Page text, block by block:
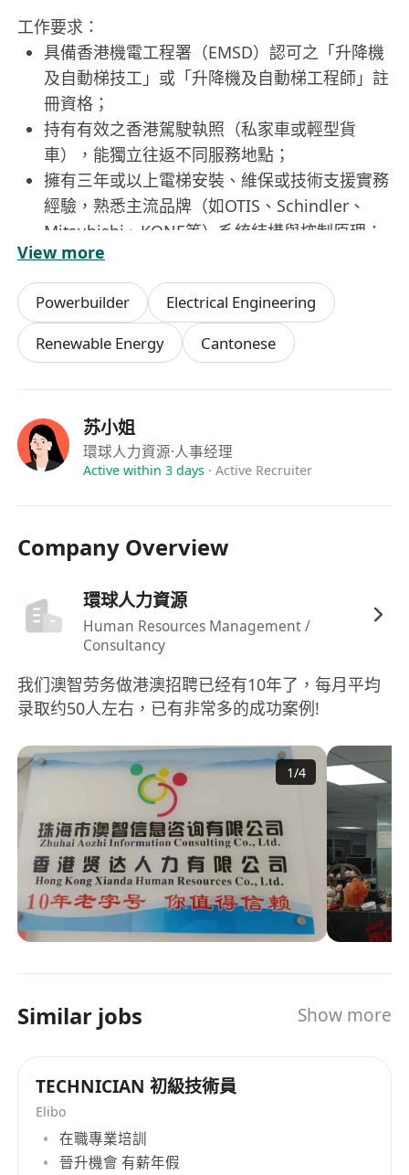
工作要求：
具備香港機電工程署（EMSD）認可之「升降機
及自動梯技工」或「升降機及自動梯工程師」註
冊資格；
持有有效之香港駕駛執照（私家車或輕型貨
車），能獨立往返不同服務地點；
擁有三年或以上電梯安裝、維保或技術支援實務
經驗，熟悉主流品牌（如OTIS、Schindler、
Mitsubishi、KONE等）系統結構與控制原理；
具備基本中英文讀寫能力，能清晰理解技術文
件、安全指引及客戶溝通需求；
重視職業安全與合規意識，嚴格遵守《升降機及
自動梯條例》及現場安全管理程序。
資格評定；
提供完善在職專業培訓，包括原廠技術課程、安
產假，符合香港《僱傭條例》規定；
配備專用維修工具車、個人防護裝備及行動技術
支援設備，提升外勤作業效率與安全性；
設有員工關懷計劃，涵蓋自願醫保補助、心理健
康支援服務及家庭日活動等多元支援措施。
View more
Powerbuilder
Electrical Engineering
Renewable Energy
Cantonese
苏小姐
環球人力資源·人事经理
Active within 3 days· Active Recruiter
Company Overview
環球人力資源
Human Resources Management /
Consultancy
我们澳智劳务做港澳招聘已经有10年了，每月平均
录取约50人左右，已有非常多的成功案例!
1/4
Similar jobs Show more
TECHNICIAN 初級技術員
Elibo
在職專業培訓
晉升機會 有薪年假